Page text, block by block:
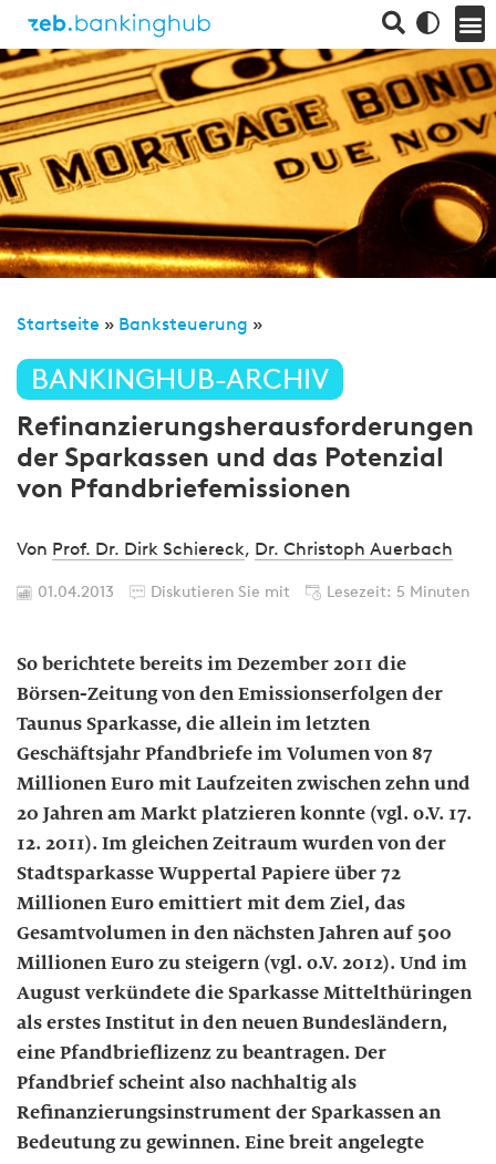
Startseite » Banksteuerung »
BANKINGHUB-ARCHIV
Refinanzierungsherausforderungen
der Sparkassen und das Potenzial
von Pfandbriefemissionen
Von Prof. Dr. Dirk Schiereck, Dr. Christoph Auerbach
01.04.2013 Diskutieren Sie mit Lesezeit: 5 Minuten
So berichtete bereits im Dezember 2011 die
Börsen-Zeitung von den Emissionserfolgen der
Taunus Sparkasse, die allein im letzten
Geschäftsjahr Pfandbriefe im Volumen von 87
Millionen Euro mit Laufzeiten zwischen zehn und
20 Jahren am Markt platzieren konnte (vgl. o.V. 17.
12. 2011). Im gleichen Zeitraum wurden von der
Stadtsparkasse Wuppertal Papiere über 72
Millionen Euro emittiert mit dem Ziel, das
Gesamtvolumen in den nächsten Jahren auf 500
Millionen Euro zu steigern (vgl. o.V. 2012). Und im
August verkündete die Sparkasse Mittelthüringen
als erstes Institut in den neuen Bundesländern,
eine Pfandbrieflizenz zu beantragen. Der
Pfandbrief scheint also nachhaltig als
Refinanzierungsinstrument der Sparkassen an
Bedeutung zu gewinnen. Eine breit angelegte